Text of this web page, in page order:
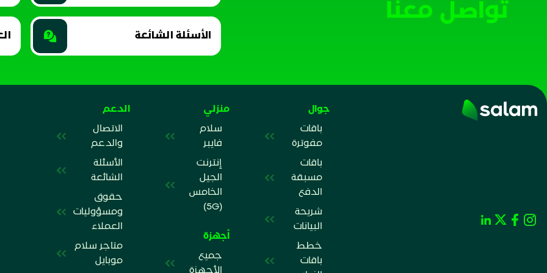
تواصل معنا
الأسئلة الشائعة
جوال
باقات
مفوترة
باقات
مسبقة
الدفع
شريحة
البيانات
خطط
باقات
منزلي
سلام
فايبر
إنترنت
الجيل
الخامس
(5G)
أجهزة
جميع
الأجهزة
الدعم
الاتصال
والدعم
الأسئلة
الشائعة
حقوق
ومسؤوليات
العملاء
متاجر سلام
موبايل